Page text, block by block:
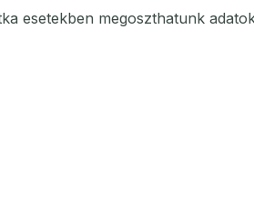
esetekben megoszthatunk